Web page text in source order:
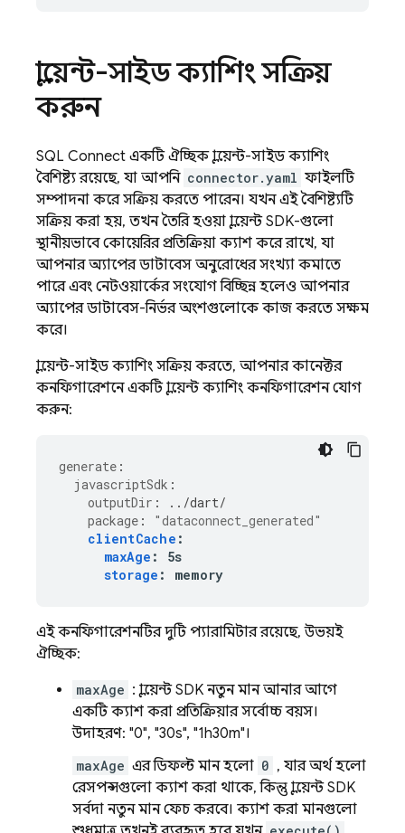
ক্লায়েন্ট-সাইড ক্যাশিং সক্রিয়
করুন
SQL Connect একটি ঐচ্ছিক ক্লায়েন্ট-সাইড ক্যাশিং
বৈশিষ্ট্য রয়েছে, যা আপনি connector.yaml ফাইলটি
সম্পাদনা করে সক্রিয় করতে পারেন। যখন এই বৈশিষ্ট্যটি
সক্রিয় করা হয়, তখন তৈরি হওয়া ক্লায়েন্ট SDK-গুলো
স্থানীয়ভাবে কোয়েরির প্রতিক্রিয়া ক্যাশ করে রাখে, যা
আপনার অ্যাপের ডাটাবেস অনুরোধের সংখ্যা কমাতে
পারে এবং নেটওয়ার্কের সংযোগ বিচ্ছিন্ন হলেও আপনার
অ্যাপের ডাটাবেস-নির্ভর অংশগুলোকে কাজ করতে সক্ষম
করে।
ক্লায়েন্ট-সাইড ক্যাশিং সক্রিয় করতে, আপনার কানেক্টর
কনফিগারেশনে একটি ক্লায়েন্ট ক্যাশিং কনফিগারেশন যোগ
করুন:
generate :
javascriptSdk :
outputDir :
../dart/
package :
"dataconnect_generated"
clientCache :
maxAge :
5s
storage : memory
এই কনফিগারেশনটির দুটি প্যারামিটার রয়েছে, উভয়ই
ঐচ্ছিক:
maxAge : ক্লায়েন্ট SDK নতুন মান আনার আগে
একটি ক্যাশ করা প্রতিক্রিয়ার সর্বোচ্চ বয়স।
উদাহরণ: "0", "30s", "1h30m"।
maxAge এর ডিফল্ট মান হলো 0 , যার অর্থ হলো
রেসপন্সগুলো ক্যাশ করা থাকে, কিন্তু ক্লায়েন্ট SDK
সর্বদা নতুন মান ফেচ করবে। ক্যাশ করা মানগুলো